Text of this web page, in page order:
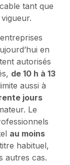
tant que
en
autorisés
de 10 h à 13
aussi à
jours
Le
au moins
habituel,
autres cas.